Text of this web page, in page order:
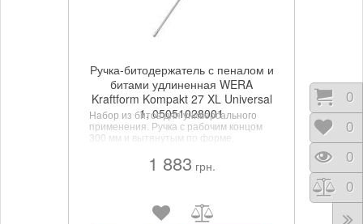
Ручка-битодержатель с пеналом и
битами удлиненная WERA
Kraftform Kompakt 27 XL Universal
1, 05051028001
Набор из битов для универсального
применения. Ручка с рабочим концом
300 мм и вытянутым по форме,
заворачивания в труднодоступных
местах. Благодаря вытянутой форме
Многокомпонентная ручка Kraftform для
высокой скорости работы и
1 883 грн.
0
0
0
0